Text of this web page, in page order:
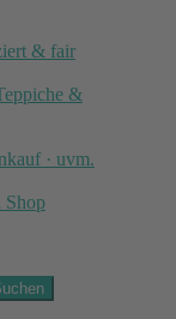
& fair
&
· uvm.
Shop